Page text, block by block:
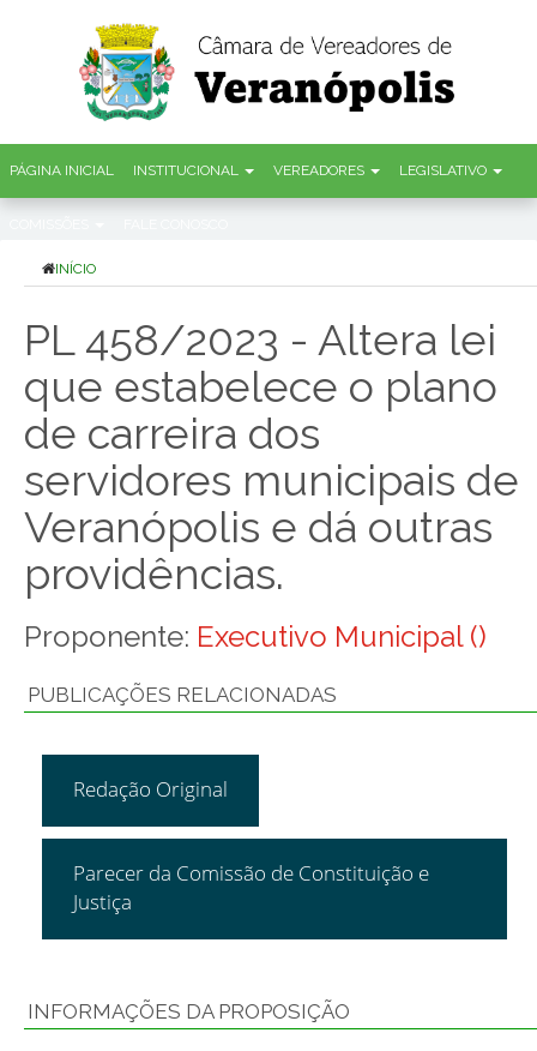
PÁGINA INICIAL INSTITUCIONAL VEREADORES LEGISLATIVO
INÍCIO
PL 458/2023 - Altera lei
que estabelece o plano
de carreira dos
servidores municipais de
Veranópolis e dá outras
providências.
Proponente: Executivo Municipal ()
PUBLICAÇÕES RELACIONADAS
Redação Original
Parecer da Comissão de Constituição e
Justiça
INFORMAÇÕES DA PROPOSIÇÃO